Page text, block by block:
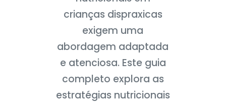
crianças dispraxicas
exigem uma
abordagem adaptada
e atenciosa. Este guia
completo explora as
estratégias nutricionais